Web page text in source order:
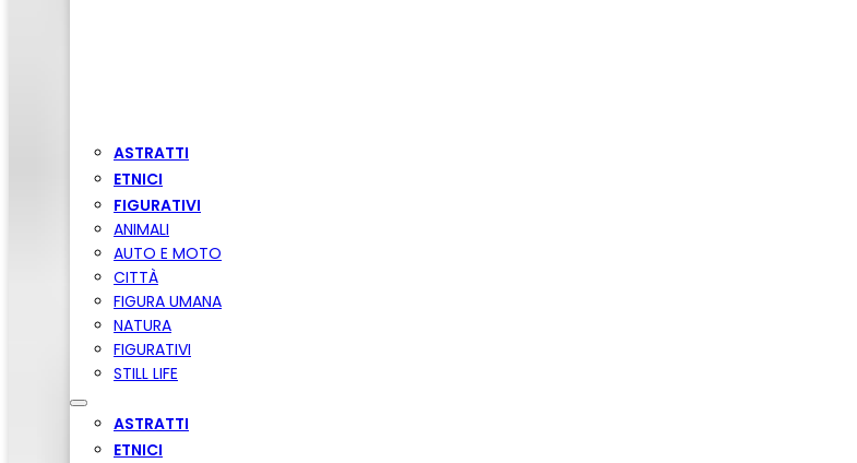
ASTRATTI
ETNICI
FIGURATIVI
ANIMALI
AUTO E MOTO
CITTÀ
FIGURA UMANA
NATURA
FIGURATIVI
STILL LIFE
ASTRATTI
ETNICI